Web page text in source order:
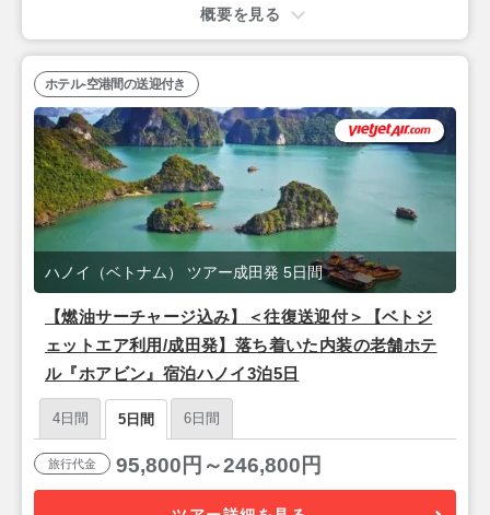
概要を見る
【燃油サーチャージ込み】＜往復送迎付＞【ベトジ
ェットエア利用/成田発】落ち着いた内装の老舗ホテ
ル『ホアビン』宿泊ハノイ3泊5日
ハノイ（ベトナム） ツアー成田発 5日間
ホテル-空港間の送迎付き
4日間 5日間 6日間
旅行代金 95,800円～246,800円